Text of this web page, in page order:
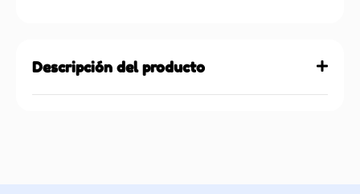
Descripción del producto